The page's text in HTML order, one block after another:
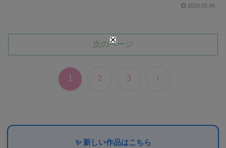
2026.03.06
次のページ
1 2 3 次
✨ 新しい作品はこちら